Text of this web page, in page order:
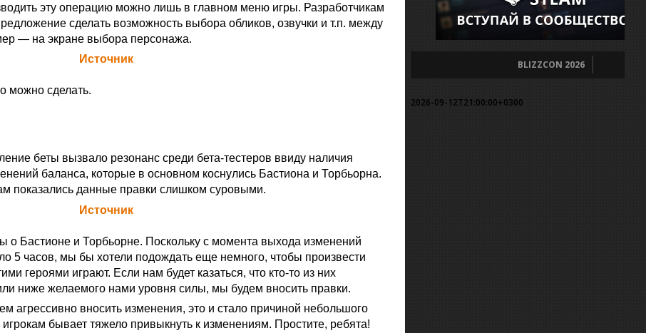
эту операцию можно лишь в главном меню игры. Разработчикам
сделать возможность выбора обликов, озвучки и т.п. между
— на экране выбора персонажа.
Источник
можно сделать.
беты вызвало резонанс среди бета-тестеров ввиду наличия
баланса, которые в основном коснулись Бастиона и Торбьорна.
показались данные правки слишком суровыми.
Источник
о Бастионе и Торбьорне. Поскольку с момента выхода изменений
5 часов, мы бы хотели подождать еще немного, чтобы произвести
героями играют. Если нам будет казаться, что кто-то из них
ниже желаемого нами уровня силы, мы будем вносить правки.
агрессивно вносить изменения, это и стало причиной небольшого
бывает тяжело привыкнуть к изменениям. Простите, ребята!
BLIZZCON 2026
2026-09-12T21:00:00+0300